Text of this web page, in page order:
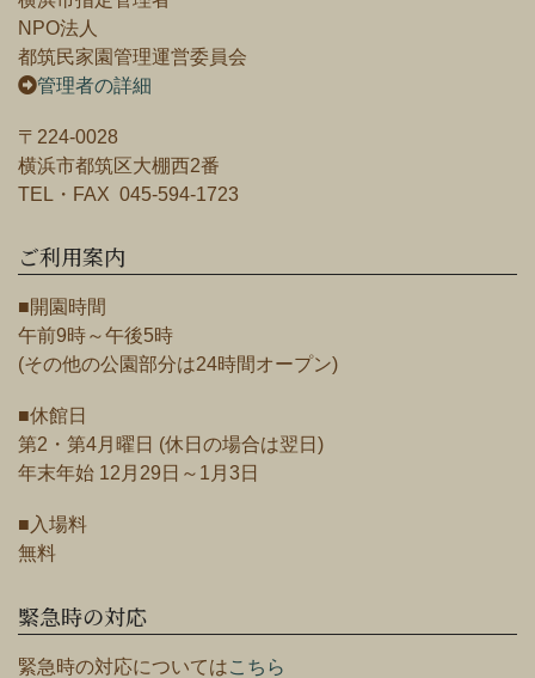
NPO法人
都筑民家園管理運営委員会
管理者の詳細
〒224-0028
横浜市都筑区大棚西2番
TEL・FAX 045-594-1723
ご利用案内
■開園時間
午前9時～午後5時
(その他の公園部分は24時間オープン)
■休館日
第2・第4月曜日 (休日の場合は翌日)
年末年始 12月29日～1月3日
■入場料
無料
緊急時の対応
緊急時の対応についてはこちら